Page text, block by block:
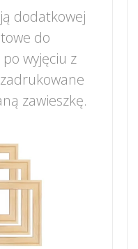
dodatkowej
do
wyjęciu z
zawieszkę.